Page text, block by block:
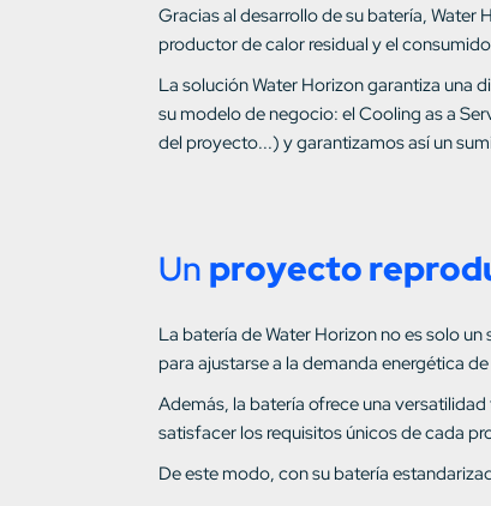
Gracias al desarrollo de su batería,
productor de calor residual y el
La solución Water Horizon garantiza una
su modelo de negocio: el Cooling as a
del proyecto...) y garantizamos así un
Un proyecto
La batería de Water Horizon no es solo
para ajustarse a la demanda energética
Además, la batería ofrece una
satisfacer los requisitos únicos de cada
De este modo, con su batería